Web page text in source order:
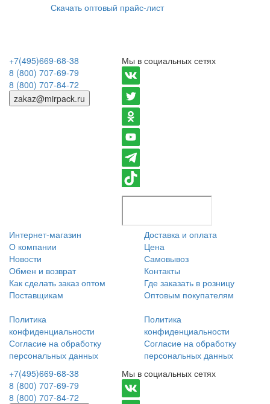
Скачать оптовый прайс-лист
+7(495)669-68-38
8 (800) 707-69-79
8 (800) 707-84-72
zakaz@mirpack.ru
Мы в социальных сетях
Интернет-магазин
О компании
Новости
Обмен и возврат
Как сделать заказ оптом
Поставщикам
Политика
конфиденциальности
Согласие на обработку
персональных данных
Доставка и оплата
Цена
Самовывоз
Контакты
Где заказать в розницу
Оптовым покупателям
Политика
конфиденциальности
Согласие на обработку
персональных данных
+7(495)669-68-38
8 (800) 707-69-79
8 (800) 707-84-72
Мы в социальных сетях